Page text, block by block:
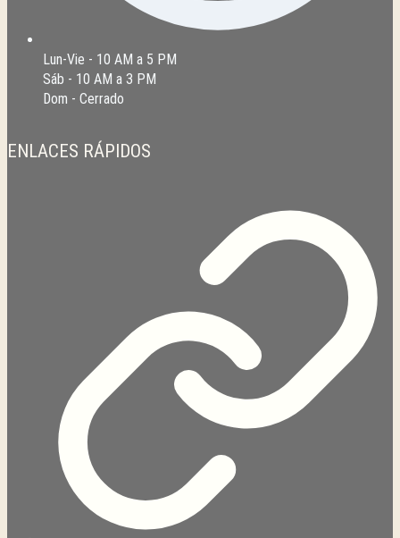
Lun-Vie - 10 AM a 5 PM
Sáb - 10 AM a 3 PM
Dom - Cerrado
ENLACES RÁPIDOS